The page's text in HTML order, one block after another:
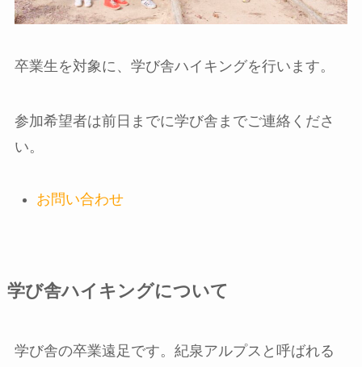
卒業生を対象に、学び舎ハイキングを行います。
参加希望者は前日までに学び舎までご連絡くださ
い。
お問い合わせ
学び舎ハイキングについて
学び舎の卒業遠足です。紀泉アルプスと呼ばれる